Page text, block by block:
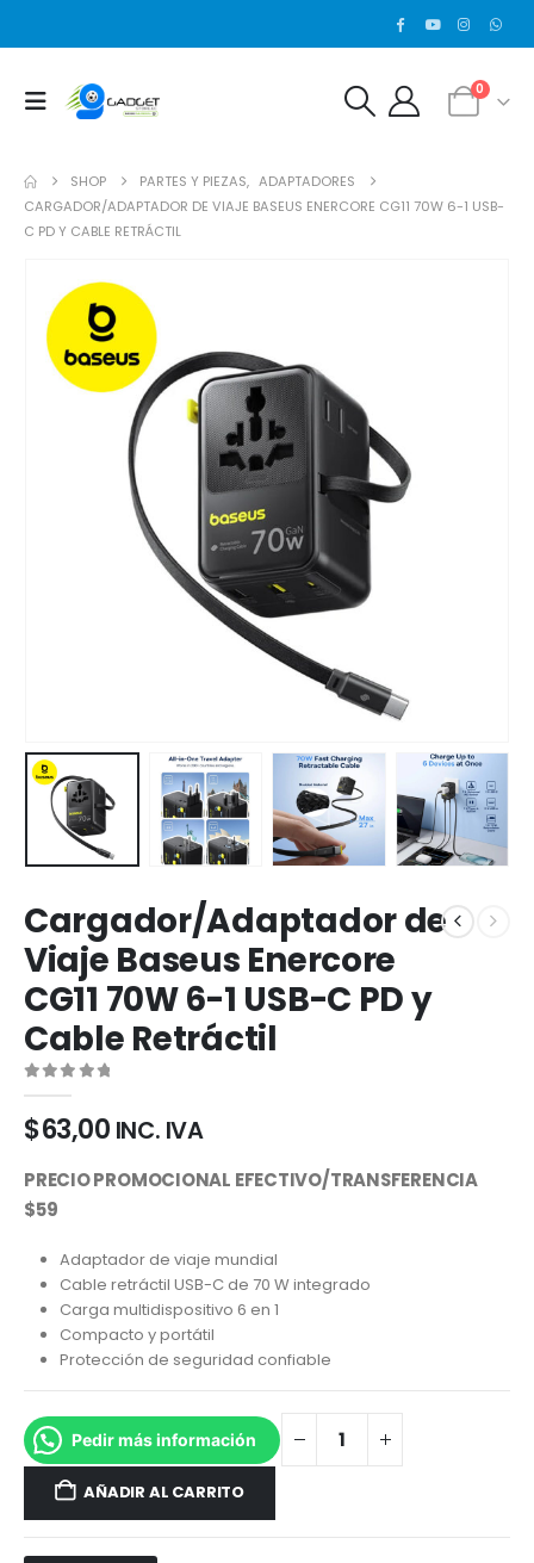
0
SHOP PARTES Y PIEZAS, ADAPTADORES
CARGADOR/ADAPTADOR DE VIAJE BASEUS ENERCORE CG11 70W 6-1 USB-
C PD Y CABLE RETRÁCTIL
Cargador/Adaptador de
Viaje Baseus Enercore
CG11 70W 6-1 USB-C PD y
Cable Retráctil
0out of 5
$63,00 INC. IVA
PRECIO PROMOCIONAL EFECTIVO/TRANSFERENCIA
$59
Adaptador de viaje mundial
Cable retráctil USB-C de 70 W integrado
Carga multidispositivo 6 en 1
Compacto y portátil
Protección de seguridad confiable
Pedir más información
AÑADIR AL CARRITO